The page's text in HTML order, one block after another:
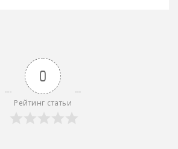
0
Рейтинг статьи